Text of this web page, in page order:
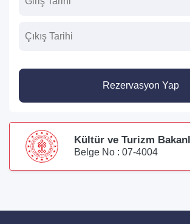
Rezervasyon Yap
Kültür ve Turizm
Belge No : 07-4004